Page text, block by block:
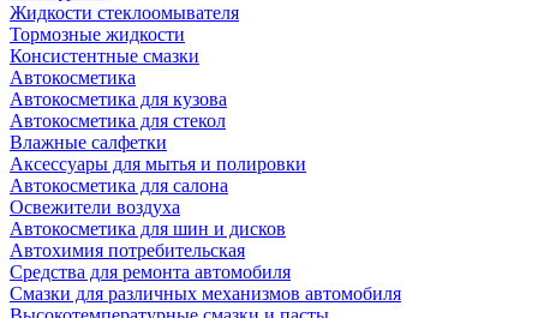
Жидкости стеклоомывателя
Тормозные жидкости
Консистентные смазки
Автокосметика
Автокосметика для кузова
Автокосметика для стекол
Влажные салфетки
Аксессуары для мытья и полировки
Автокосметика для салона
Освежители воздуха
Автокосметика для шин и дисков
Автохимия потребительская
Средства для ремонта автомобиля
Смазки для различных механизмов автомобиля